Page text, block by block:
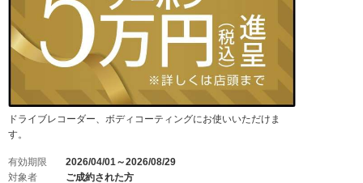
ドライブレコーダー、ボディコーティングにお使いいただけま
す。
有効期限
2026/04/01～2026/08/29
対象者
ご成約された方